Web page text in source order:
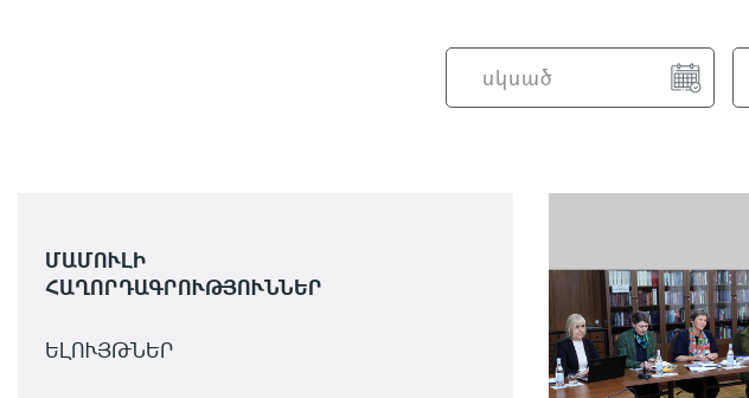
ՄԱՄՈՒԼԻ
ՀԱՂՈՐԴԱԳՐՈՒԹՅՈՒՆՆԵՐ
ԵԼՈՒՅԹՆԵՐ